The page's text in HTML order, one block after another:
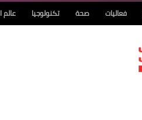
فعاليات صحة تكنولوجيا عالم